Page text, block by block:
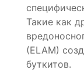
Такие как
(ELAM)
буткитов.